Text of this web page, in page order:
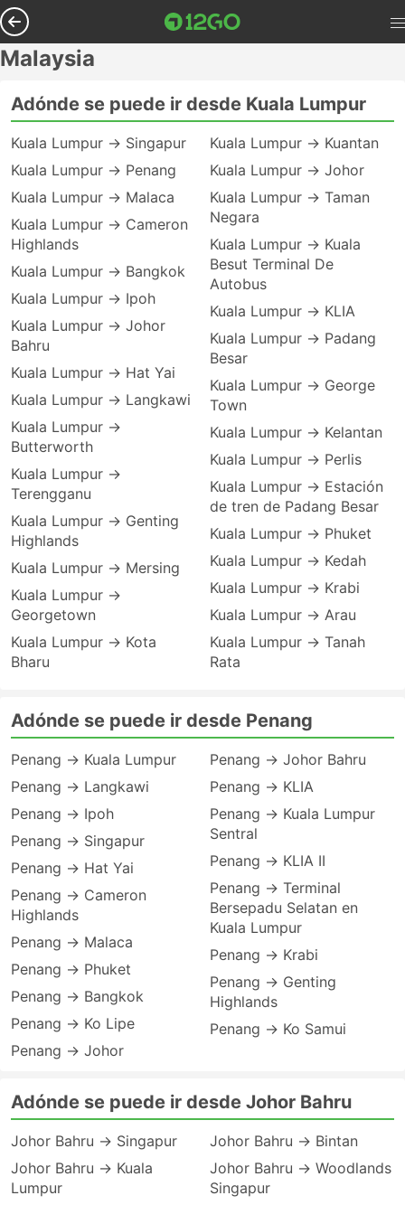
Malaysia
Adónde se puede ir desde Kuala Lumpur
Kuala Lumpur → Singapur
Kuala Lumpur → Penang
Kuala Lumpur → Malaca
Kuala Lumpur → Cameron
Highlands
Kuala Lumpur → Bangkok
Kuala Lumpur → Ipoh
Kuala Lumpur → Johor
Bahru
Kuala Lumpur → Hat Yai
Kuala Lumpur → Langkawi
Kuala Lumpur →
Butterworth
Kuala Lumpur →
Terengganu
Kuala Lumpur → Genting
Highlands
Kuala Lumpur → Mersing
Kuala Lumpur →
Georgetown
Kuala Lumpur → Kota
Bharu
Kuala Lumpur → Kuantan
Kuala Lumpur → Johor
Kuala Lumpur → Taman
Negara
Kuala Lumpur → Kuala
Besut Terminal De
Autobus
Kuala Lumpur → KLIA
Kuala Lumpur → Padang
Besar
Kuala Lumpur → George
Town
Kuala Lumpur → Kelantan
Kuala Lumpur → Perlis
Kuala Lumpur → Estación
de tren de Padang Besar
Kuala Lumpur → Phuket
Kuala Lumpur → Kedah
Kuala Lumpur → Krabi
Kuala Lumpur → Arau
Kuala Lumpur → Tanah
Rata
Adónde se puede ir desde Penang
Penang → Kuala Lumpur
Penang → Langkawi
Penang → Ipoh
Penang → Singapur
Penang → Hat Yai
Penang → Cameron
Highlands
Penang → Malaca
Penang → Phuket
Penang → Bangkok
Penang → Ko Lipe
Penang → Johor
Penang → Johor Bahru
Penang → KLIA
Penang → Kuala Lumpur
Sentral
Penang → KLIA II
Penang → Terminal
Bersepadu Selatan en
Kuala Lumpur
Penang → Krabi
Penang → Genting
Highlands
Penang → Ko Samui
Adónde se puede ir desde Johor Bahru
Johor Bahru → Singapur
Johor Bahru → Kuala
Lumpur
Johor Bahru → Bintan
Johor Bahru → Woodlands
Singapur